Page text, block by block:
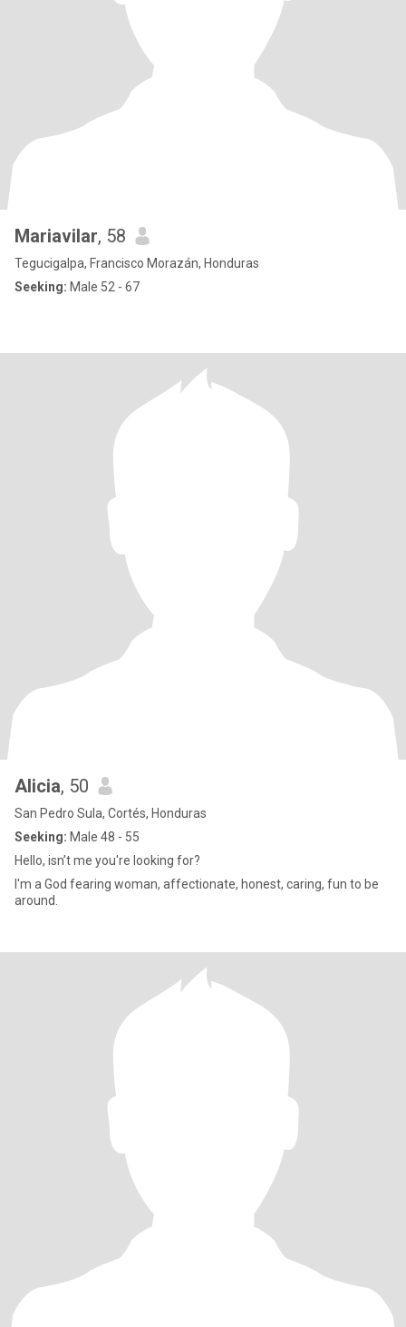
Mariavilar, 58
Tegucigalpa, Francisco Morazán, Honduras
Seeking: Male 52 - 67
Alicia, 50
San Pedro Sula, Cortés, Honduras
Seeking: Male 48 - 55
Hello, isn’t me you're looking for?
I'm a God fearing woman, affectionate, honest, caring, fun to be
around.